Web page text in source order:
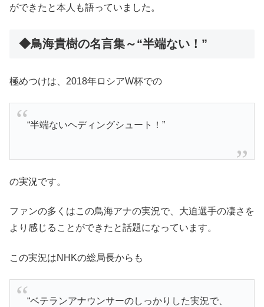
ができたと本人も語っていました。
◆鳥海貴樹の名言集～“半端ない！”
極めつけは、2018年ロシアW杯での
“半端ないヘディングシュート！”
の実況です。
ファンの多くはこの鳥海アナの実況で、大迫選手の凄さを
より感じることができたと話題になっています。
この実況はNHKの総局長からも
“ベテランアナウンサーのしっかりした実況で、